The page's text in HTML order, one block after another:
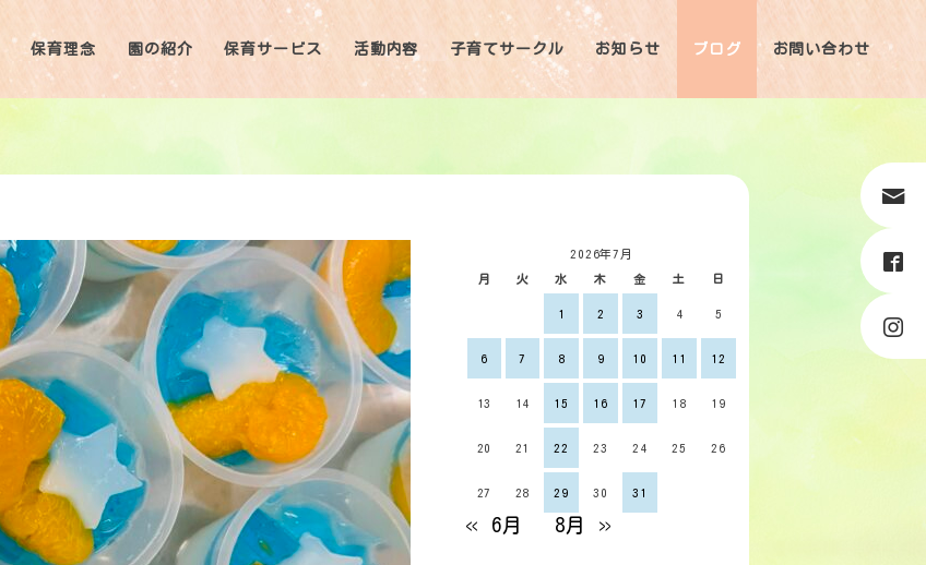
保育理念 園の紹介 保育サービス 活動内容 子育てサークル お知らせ ブログ お問い合わせ
2026年7月
月 火 水 木 金 土 日
1 2 3 4 5
6 7 8 9 10 11 12
13 14 15 16 17 18 19
20 21 22 23 24 25 26
27 28 29 30 31
« 6月 8月 »